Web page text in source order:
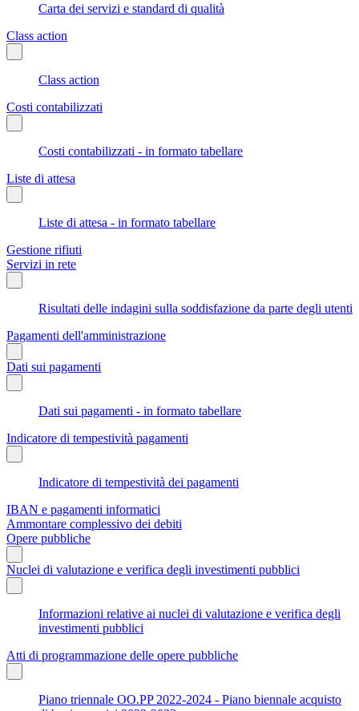
Carta dei servizi e standard di qualità
Class action
Class action
Costi contabilizzati
Costi contabilizzati - in formato tabellare
Liste di attesa
Liste di attesa - in formato tabellare
Gestione rifiuti
Servizi in rete
Risultati delle indagini sulla soddisfazione da parte degli utenti
Pagamenti dell'amministrazione
Dati sui pagamenti
Dati sui pagamenti - in formato tabellare
Indicatore di tempestività pagamenti
Indicatore di tempestività dei pagamenti
IBAN e pagamenti informatici
Ammontare complessivo dei debiti
Opere pubbliche
Nuclei di valutazione e verifica degli investimenti pubblici
Informazioni relative ai nuclei di valutazione e verifica degli
investimenti pubblici
Atti di programmazione delle opere pubbliche
Piano triennale OO.PP 2022-2024 - Piano biennale acquisto